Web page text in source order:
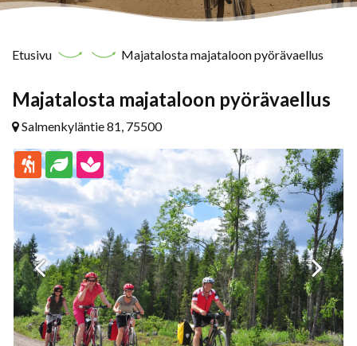
Etusivu Majatalosta majataloon pyörävaellus
Majatalosta majataloon pyörävaellus
Salmenkyläntie 81, 75500